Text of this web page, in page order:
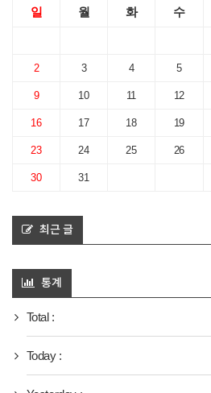
일 월 화 수
2 3 4 5
9 10 11 12
16 17 18 19
23 24 25 26
30 31
최근 글
통계
Total :
Today :